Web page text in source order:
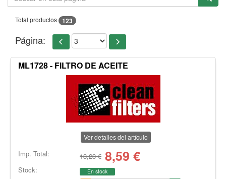
Total productos 123
Página:
ML1728 - FILTRO DE ACEITE
Ver detalles del artículo
Imp. Total: 13,23 € 8,59 €
Stock: En stock